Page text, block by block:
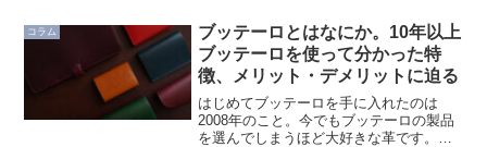
す。家系レザーは女性誌の編集長がつけ
たネーミング横浜発祥の家系...
コラム
ブッテーロとはなにか。10年以上
ブッテーロを使って分かった特
徴、メリット・デメリットに迫る
はじめてブッテーロを手に入れたのは
2008年のこと。今でもブッテーロの製品
を選んでしまうほど大好きな革です。本